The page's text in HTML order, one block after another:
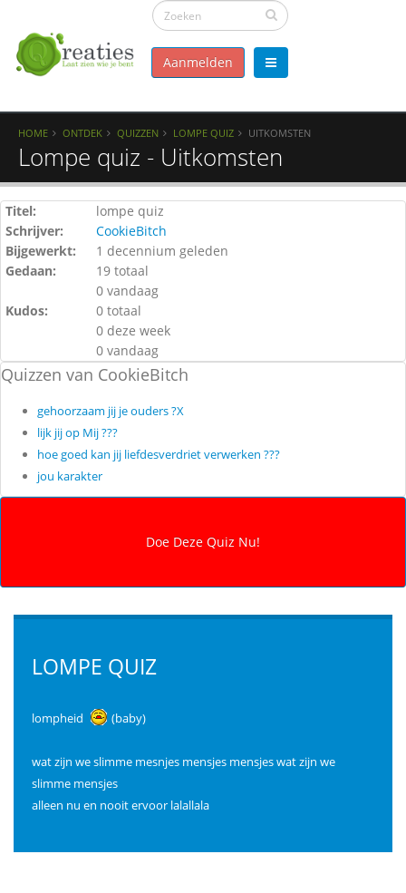
Aanmelden
HOME ONTDEK QUIZZEN LOMPE QUIZ UITKOMSTEN
Lompe quiz - Uitkomsten
Titel:
lompe quiz
Schrijver:
CookieBitch
Bijgewerkt:
1 decennium geleden
Gedaan:
19 totaal
0 vandaag
Kudos:
0 totaal
0 deze week
0 vandaag
Quizzen van CookieBitch
gehoorzaam jij je ouders ?X
lijk jij op Mij ???
hoe goed kan jij liefdesverdriet verwerken ???
jou karakter
LOMPE QUIZ
lompheid (baby)
wat zijn we slimme mesnjes mensjes mensjes wat zijn we
slimme mensjes
alleen nu en nooit ervoor lalallala